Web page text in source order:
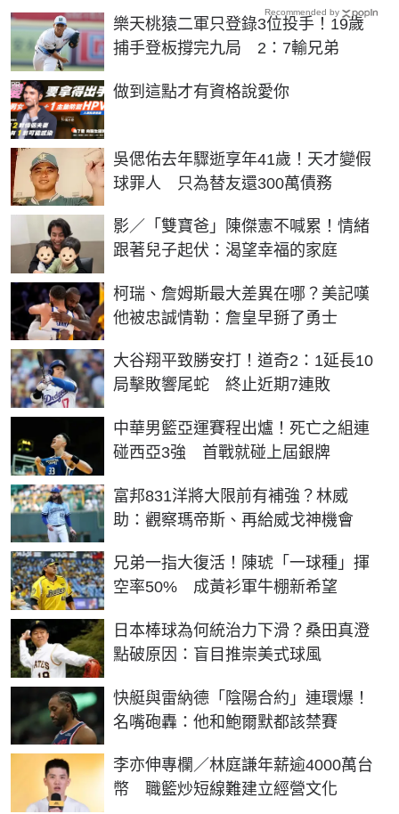
樂天桃猿二軍只登錄3位投手！19歲
捕手登板撐完九局 2：7輸兄弟
做到這點才有資格說愛你
PR
吳偲佑去年驟逝享年41歲！天才變假
球罪人 只為替友還300萬債務
影／「雙寶爸」陳傑憲不喊累！情緒
跟著兒子起伏：渴望幸福的家庭
柯瑞、詹姆斯最大差異在哪？美記嘆
他被忠誠情勒：詹皇早掰了勇士
大谷翔平致勝安打！道奇2：1延長10
局擊敗響尾蛇 終止近期7連敗
中華男籃亞運賽程出爐！死亡之組連
碰西亞3強 首戰就碰上屆銀牌
富邦831洋將大限前有補強？林威
助：觀察瑪帝斯、再給威戈神機會
兄弟一指大復活！陳琥「一球種」揮
空率50% 成黃衫軍牛棚新希望
日本棒球為何統治力下滑？桑田真澄
點破原因：盲目推崇美式球風
快艇與雷納德「陰陽合約」連環爆！
名嘴砲轟：他和鮑爾默都該禁賽
李亦伸專欄／林庭謙年薪逾4000萬台
幣 職籃炒短線難建立經營文化
Recommended by